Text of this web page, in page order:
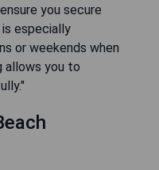
you secure
especially
or weekends when
allows you to